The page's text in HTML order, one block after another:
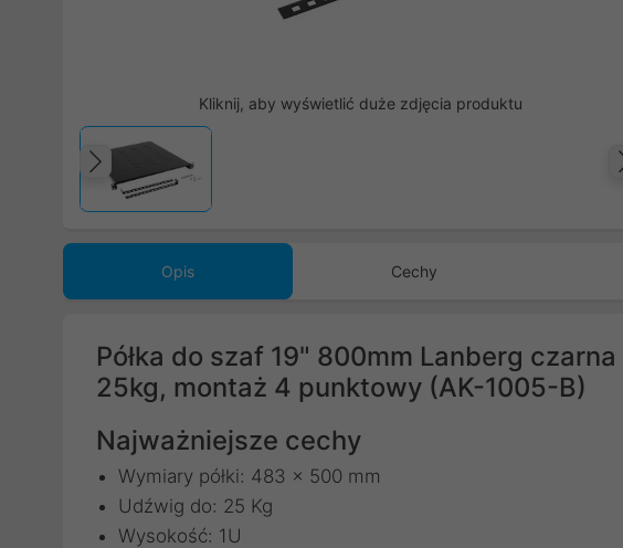
Kliknij, aby wyświetlić duże zdjęcia produktu
Poprzedni
Opis Cechy
Półka do szaf 19" 800mm Lanberg
25kg, montaż 4 punktowy (AK-1005-B)
Najważniejsze cechy
Wymiary półki: 483 x 500 mm
Udźwig do: 25 Kg
Wysokość: 1U